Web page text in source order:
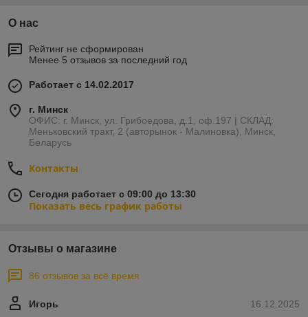
Гидроизоляционные плёнки
влаги снаружи, применяются под кровлей и на
фасадах.
Пароизоляционные плёнки
утеплитель, предотвращая накопление конденсата.
Ветро-влагозащитные мембраны— обеспечивают
защиту от продувания, при этом позволяют
Диффузионные и супердиффузионные
и применяются для эффективной вентиляции под
кровлей и на фасадах.
механическим нагрузкам.
Преимущества использования:
Продление срока службы строительных конструкций
О нас
Рейтинг не сформирован
Менее 5 отзывов за последний год
Работает с 14.02.2017
г. Минск
ОФИС: г. Минск, ул. Грибоедова, д.1, оф.197 | СКЛАД:
Меньковский тракт, 2 (авторынок - Малиновка), Минск,
Беларусь
Контакты
Сегодня работает с 09:00 до 13:30
Показать весь график работы
Отзывы о магазине
86 отзывов за всё время
16.12.2025
Игорь